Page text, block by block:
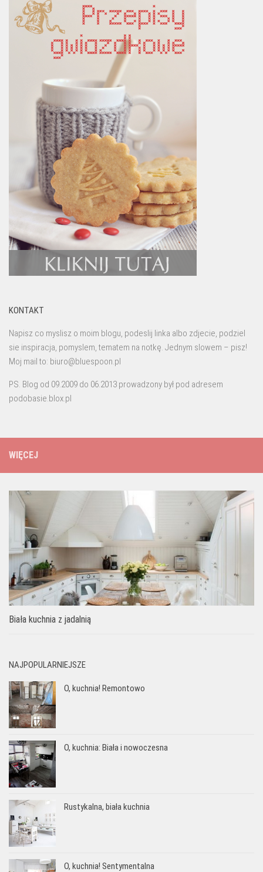
KONTAKT
Napisz co myslisz o moim blogu, podeslij linka albo zdjecie, podziel
sie inspiracja, pomyslem, tematem na notkę. Jednym slowem – pisz!
Moj mail to: biuro@bluespoon.pl
PS. Blog od 09.2009 do 06.2013 prowadzony był pod adresem
podobasie.blox.pl
WIĘCEJ
Biała kuchnia z jadalnią
NAJPOPULARNIEJSZE
O, kuchnia! Remontowo
O, kuchnia: Biała i nowoczesna
Rustykalna, biała kuchnia
O, kuchnia! Sentymentalna